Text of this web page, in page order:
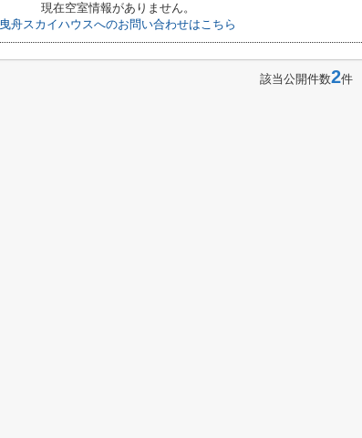
現在空室情報がありません。
曳舟スカイハウスへのお問い合わせはこちら
該当公開件数2件